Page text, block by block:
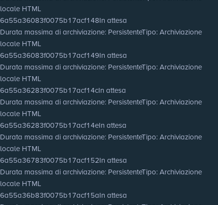
locale HTML
6a55a36083f0075b17acf148In attesa
Durata massima di archiviazione: PersistenteTipo: Archiviazione
locale HTML
6a55a36083f0075b17acf149In attesa
Durata massima di archiviazione: PersistenteTipo: Archiviazione
locale HTML
6a55a36283f0075b17acf14cIn attesa
Durata massima di archiviazione: PersistenteTipo: Archiviazione
locale HTML
6a55a36283f0075b17acf14eIn attesa
Durata massima di archiviazione: PersistenteTipo: Archiviazione
locale HTML
6a55a36783f0075b17acf152In attesa
Durata massima di archiviazione: PersistenteTipo: Archiviazione
locale HTML
6a55a36b83f0075b17acf15aIn attesa